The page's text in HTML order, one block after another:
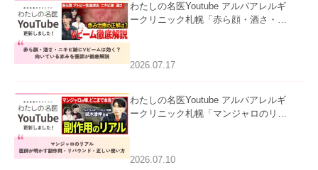
わたしの名医Youtube アルバアレルギ
ークリニック札幌「赤ら顔・酒さ・ニ
ました。
2026.07.17
わたしの名医Youtube アルバアレルギ
ークリニック札幌「マンジャロのリア
た。
2026.07.10